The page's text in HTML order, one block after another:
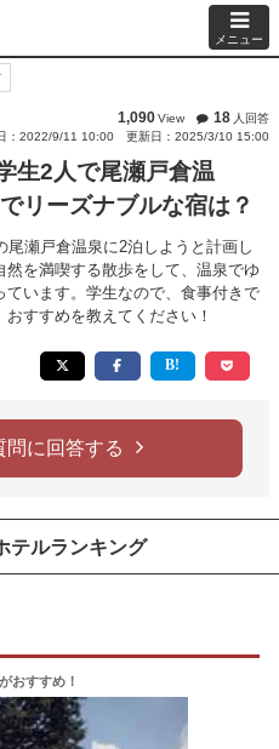
メニュー
1,090View 18 人回答
：2022/9/11 10:00
更新日：2025/3/10 15:00
生2人で尾瀬戸倉温
リーズナブルな宿は？
瀬戸倉温泉に2泊しようと計画し
を満喫する散歩をして、温泉でゆ
います。学生なので、食事付きで
すすめを教えてください！
問に回答する
テルランキング
がおすすめ！